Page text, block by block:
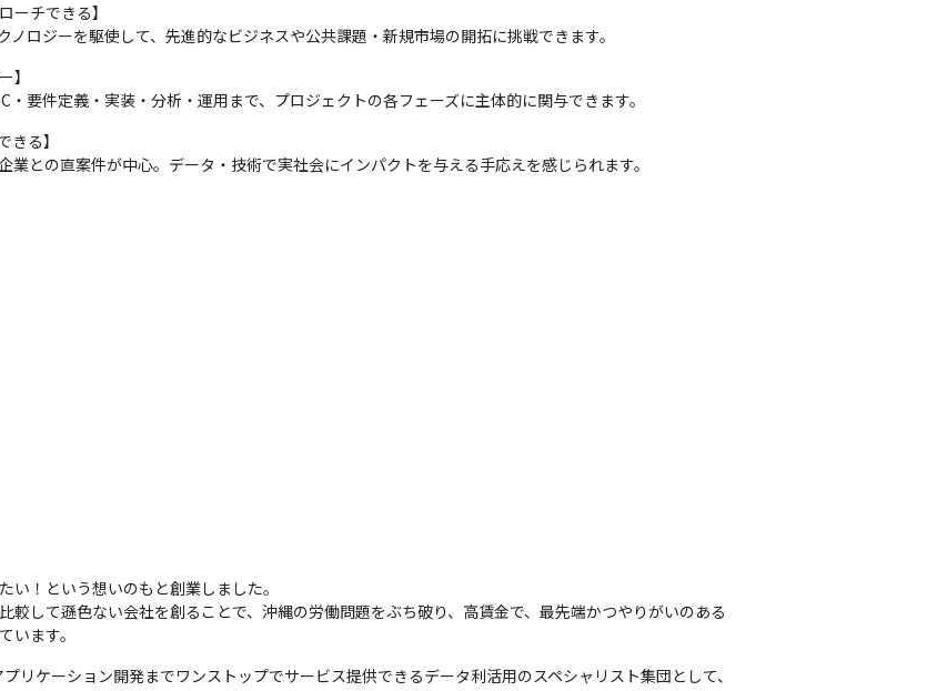
ーチできる】
ロジーを駆使して、先進的なビジネスや公共課題・新規市場の開拓に挑戦できます。
】
要件定義・実装・分析・運用まで、プロジェクトの各フェーズに主体的に関与できます。
きる】
との直案件が中心。データ・技術で実社会にインパクトを与える手応えを感じられます。
！という想いのもと創業しました。
して遜色ない会社を創ることで、沖縄の労働問題をぶち破り、高賃金で、最先端かつやりがいのある
います。
リケーション開発までワンストップでサービス提供できるデータ利活用のスペシャリスト集団として、